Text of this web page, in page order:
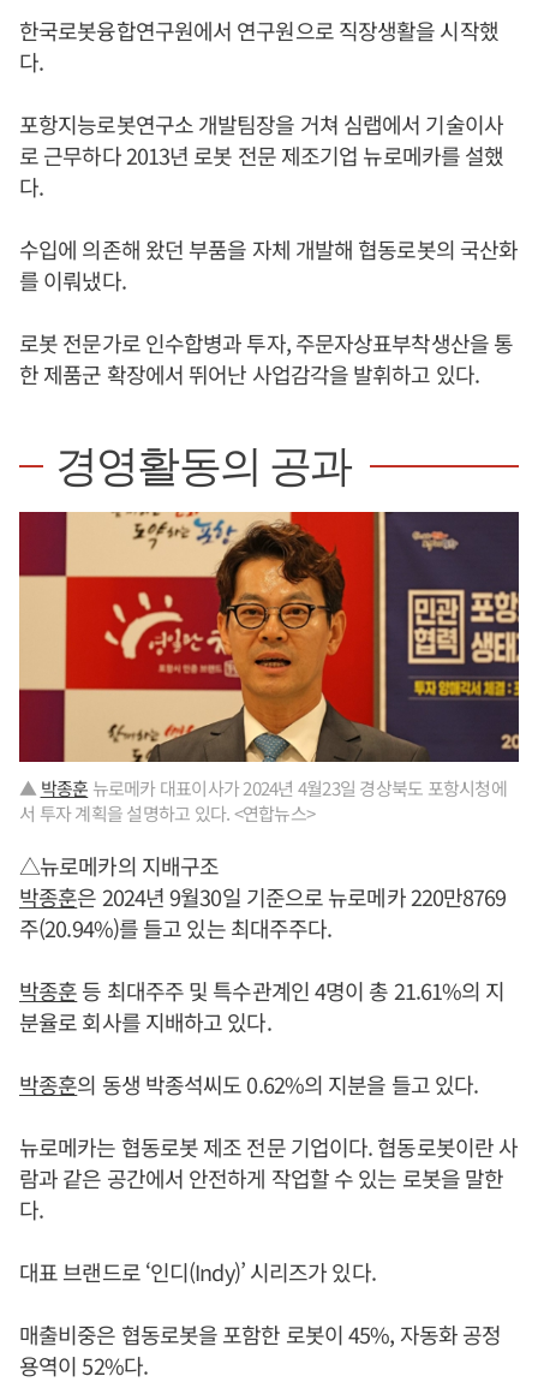
한국로봇융합연구원에서 연구원으로 직장생활을 시작했
다.
포항지능로봇연구소 개발팀장을 거쳐 심랩에서 기술이사
로 근무하다 2013년 로봇 전문 제조기업 뉴로메카를 설했
다.
수입에 의존해 왔던 부품을 자체 개발해 협동로봇의 국산화
를 이뤄냈다.
로봇 전문가로 인수합병과 투자, 주문자상표부착생산을 통
한 제품군 확장에서 뛰어난 사업감각을 발휘하고 있다.
경영활동의 공과
▲ 박종훈 뉴로메카 대표이사가 2024년 4월23일 경상북도 포항시청에
서 투자 계획을 설명하고 있다. <연합뉴스>
△뉴로메카의 지배구조
박종훈은 2024년 9월30일 기준으로 뉴로메카 220만8769
주(20.94%)를 들고 있는 최대주주다.
박종훈등 최대주주 및 특수관계인 4명이 총 21.61%의 지
분율로 회사를 지배하고 있다.
박종훈의 동생 박종석씨도 0.62%의 지분을 들고 있다.
뉴로메카는 협동로봇 제조 전문 기업이다. 협동로봇이란 사
람과 같은 공간에서 안전하게 작업할 수 있는 로봇을 말한
다.
대표 브랜드로 ‘인디(Indy)’ 시리즈가 있다.
매출비중은 협동로봇을 포함한 로봇이 45%, 자동화 공정
용역이 52%다.